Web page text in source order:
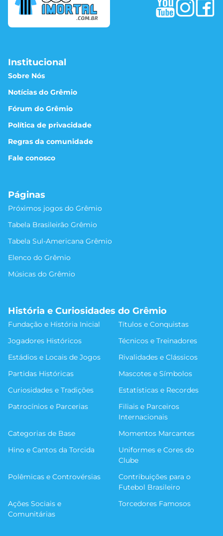
Institucional
Sobre Nós
Notícias do Grêmio
Fórum do Grêmio
Política de privacidade
Regras da comunidade
Fale conosco
Páginas
Próximos jogos do Grêmio
Tabela Brasileirão Grêmio
Tabela Sul-Americana Grêmio
Elenco do Grêmio
Músicas do Grêmio
História e Curiosidades do Grêmio
Fundação e História Inicial
Títulos e Conquistas
Jogadores Históricos
Técnicos e Treinadores
Estádios e Locais de Jogos
Rivalidades e Clássicos
Partidas Históricas
Mascotes e Símbolos
Curiosidades e Tradições
Estatísticas e Recordes
Patrocínios e Parcerias
Filiais e Parceiros
Internacionais
Categorias de Base
Momentos Marcantes
Hino e Cantos da Torcida
Uniformes e Cores do
Clube
Polêmicas e Controvérsias
Contribuições para o
Futebol Brasileiro
Ações Sociais e
Comunitárias
Torcedores Famosos